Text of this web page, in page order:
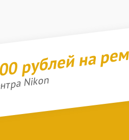
рублей на
Nikon